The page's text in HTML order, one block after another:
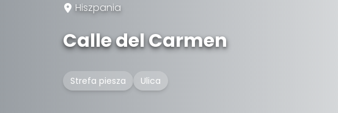
Hiszpania
Calle del Carmen
Strefa piesza Ulica